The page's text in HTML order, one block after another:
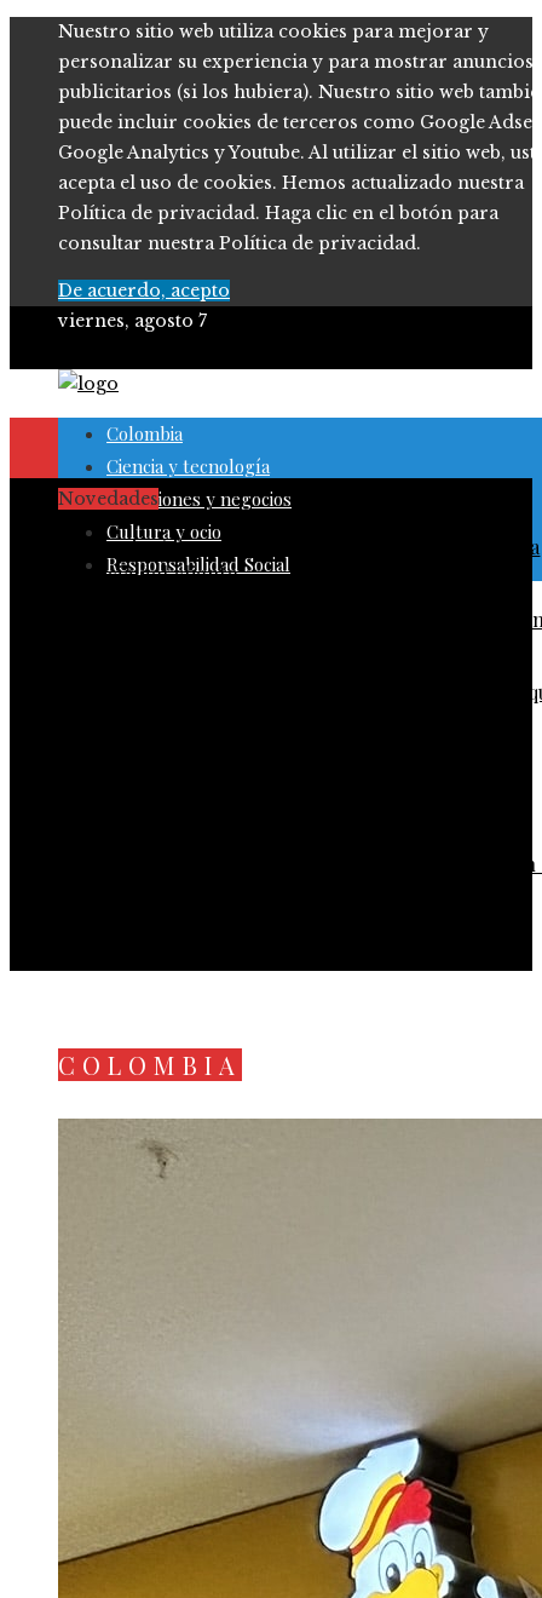
Nuestro sitio web utiliza cookies para mejorar y
personalizar su experiencia y para mostrar anuncios
publicitarios (si los hubiera). Nuestro sitio web
puede incluir cookies de terceros como Google
Google Analytics y Youtube. Al utilizar el sitio web,
acepta el uso de cookies. Hemos actualizado nuestra
Política de privacidad. Haga clic en el botón para
consultar nuestra Política de privacidad.
De acuerdo, acepto
viernes, agosto 7
Colombia
Ciencia y tecnología
Inversiones y negocios
Cultura y ocio
Responsabilidad Social
Novedades
Herramientas para medir políticas de D&I desde la
vivencia del cliente
Frisby: modernización operativa y expansión
Conciertos de Bad Bunny en Madrid: las estrellas
reconocimiento a su obra, trayectoria y promoción
COLOMBIA